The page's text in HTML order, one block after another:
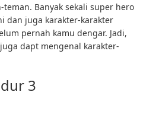
Banyak sekali super hero
dan juga karakter-karakter
pernah kamu dengar. Jadi,
dapt mengenal karakter-
3